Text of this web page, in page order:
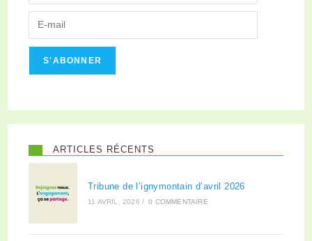
S'ABONNER
ARTICLES RÉCENTS
Tribune de l’ignymontain d’avril 2026
11 AVRIL, 2026 / 0 COMMENTAIRE